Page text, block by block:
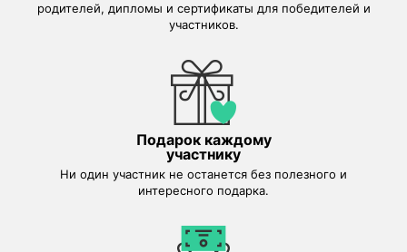
родителей, дипломы и сертификаты для победителей и
участников.
Подарок каждому
участнику
Ни один участник не останется без полезного и
интересного подарка.